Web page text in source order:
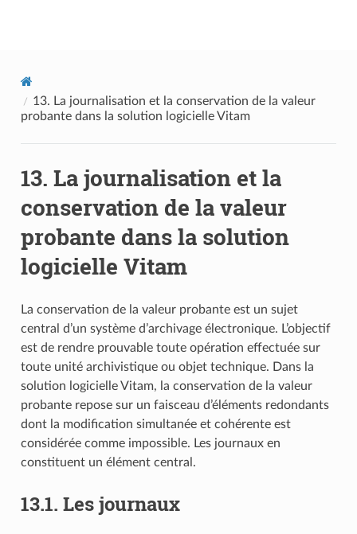
13. La journalisation et la conservation de la valeur
probante dans la solution logicielle Vitam
13. La journalisation et la
conservation de la valeur
probante dans la solution
logicielle Vitam
La conservation de la valeur probante est un sujet
central d’un système d’archivage électronique. L’objectif
est de rendre prouvable toute opération effectuée sur
toute unité archivistique ou objet technique. Dans la
solution logicielle Vitam, la conservation de la valeur
probante repose sur un faisceau d’éléments redondants
dont la modification simultanée et cohérente est
considérée comme impossible. Les journaux en
constituent un élément central.
13.1. Les journaux